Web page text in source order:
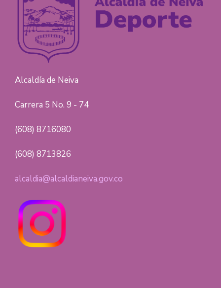
Alcaldía de Neiva
Carrera 5 No. 9 - 74
(608) 8716080
(608) 8713826
alcaldia@alcaldianeiva.gov.co